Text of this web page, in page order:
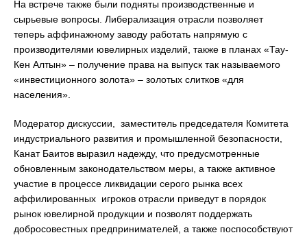
На встрече также были подняты производственные и
сырьевые вопросы. Либерализация отрасли позволяет
теперь аффинажному заводу работать напрямую с
производителями ювелирных изделий, также в планах «Тау-
Кен Алтын» – получение права на выпуск так называемого
«инвестиционного золота» – золотых слитков «для
населения».
Модератор дискуссии, заместитель председателя Комитета
индустриального развития и промышленной безопасности,
Канат Баитов выразил надежду, что предусмотренные
обновленным законодательством меры, а также активное
участие в процессе ликвидации серого рынка всех
аффилированных игроков отрасли приведут в порядок
рынок ювелирной продукции и позволят поддержать
добросовестных предпринимателей, а также поспособствуют